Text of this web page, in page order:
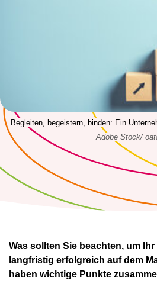
Begleiten, begeistern, binden: Ein
Adobe Stock/
Was sollten Sie beachten, um
langfristig erfolgreich auf dem
haben wichtige Punkte